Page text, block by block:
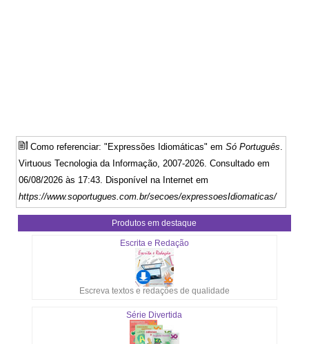
Como referenciar: "Expressões Idiomáticas" emSó Português.
Virtuous Tecnologia da Informação, 2007-2026. Consultado em
06/08/2026 às 17:43. Disponível na Internet em
https://www.soportugues.com.br/secoes/expressoesIdiomaticas/
Produtos em destaque
Escrita e Redação
Escreva textos e redações de qualidade
Série Divertida